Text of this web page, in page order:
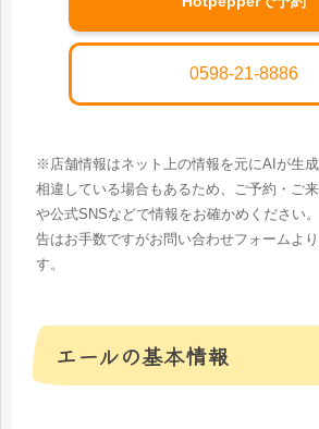
0598-21-8886
※店舗情報はネット上の情報を元にAIが生
相違している場合もあるため、ご予約・ご
や公式SNSなどで情報をお確かめください
告はお手数ですがお問い合わせフォームよ
す。
エールの基本情報